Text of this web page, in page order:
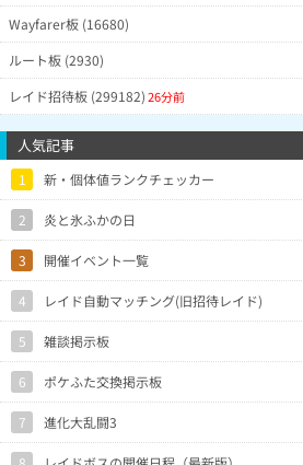
Wayfarer板 (16680)
ルート板 (2930)
レイド招待板 (299182)26分前
人気記事
1 新・個体値ランクチェッカー
2 炎と氷ふかの日
3 開催イベント一覧
4 レイド自動マッチング(旧招待レイド)
5 雑談掲示板
6 ポケふた交換掲示板
7 進化大乱闘3